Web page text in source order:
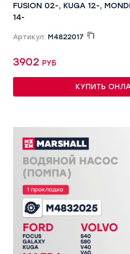
FUSION 02-, KUGA 12-,
14-
Артикул: M4822017
3902 руб
КУПИТЬ